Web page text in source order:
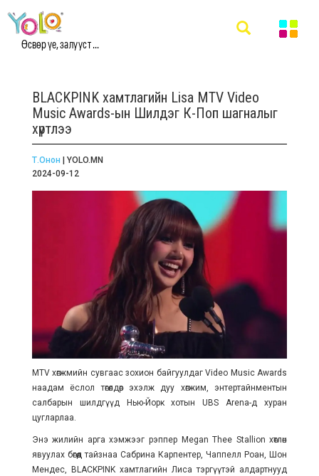
Өсвөр үе, залууст ...
BLACKPINK хамтлагийн Lisa MTV Video
Music Awards-ын Шилдэг К-Поп шагналыг
хүртлээ
Т.Онон | YOLO.MN
2024-09-12
MTV хөгжмийн сувгаас зохион байгуулдаг Video Music Awards
наадам ёслол төгөлдөр эхэлж дуу хөгжим, энтертайнментын
салбарын шилдгүүд Нью-Йорк хотын UBS Arena-д хуран
цугларлаа.
Энэ жилийн арга хэмжээг рэппер Megan Thee Stallion хөтлөн
явуулах бөгөөд тайзнаа Сабрина Карпентер, Чаппелл Роан, Шон
Мендес, BLACKPINK хамтлагийн Лиса тэргүүтэй алдартнууд